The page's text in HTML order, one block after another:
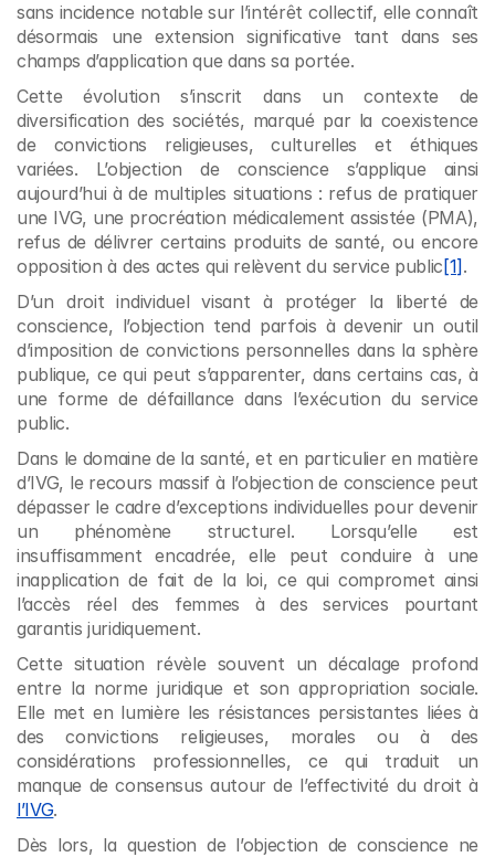
sans incidence notable sur l’intérêt collectif, elle connaît
désormais une extension significative tant dans ses
champs d’application que dans sa portée.
Cette évolution s’inscrit dans un contexte de
diversification des sociétés, marqué par la coexistence
de convictions religieuses, culturelles et éthiques
variées. L’objection de conscience s’applique ainsi
aujourd’hui à de multiples situations : refus de pratiquer
une IVG, une procréation médicalement assistée (PMA),
refus de délivrer certains produits de santé, ou encore
opposition à des actes qui relèvent du service public [1] .
D’un droit individuel visant à protéger la liberté de
conscience, l’objection tend parfois à devenir un outil
d’imposition de convictions personnelles dans la sphère
publique, ce qui peut s’apparenter, dans certains cas, à
une forme de défaillance dans l’exécution du service
public.
Dans le domaine de la santé, et en particulier en matière
d’IVG, le recours massif à l’objection de conscience peut
dépasser le cadre d’exceptions individuelles pour devenir
un phénomène structurel. Lorsqu’elle est
insuffisamment encadrée, elle peut conduire à une
inapplication de fait de la loi, ce qui compromet ainsi
l’accès réel des femmes à des services pourtant
garantis juridiquement.
Cette situation révèle souvent un décalage profond
entre la norme juridique et son appropriation sociale.
Elle met en lumière les résistances persistantes liées à
des convictions religieuses, morales ou à des
considérations professionnelles, ce qui traduit un
l’IVG.
Dès lors, la question de l’objection de conscience ne